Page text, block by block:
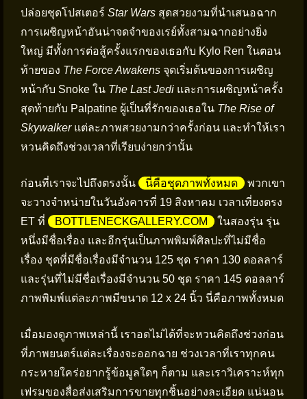
ปล่อยชุดโปสเตอร์ Star Wars สุดสวยงามที่นำเสนอฉาก
การเผชิญหน้าอันน่าจดจำของเรย์ทั้งสามฉากอย่างยิ่ง
ใหญ่ มีทั้งการต่อสู้ครั้งแรกของเธอกับ Kylo Ren ในตอน
ท้ายของ The Force Awakens จุดเริ่มต้นของการเผชิญ
หน้ากับ Snoke ใน The Last Jedi และการเผชิญหน้าครั้ง
สุดท้ายกับ Palpatine ผู้เป็นที่รักของเธอใน The Rise of
Skywalkerแต่ละภาพสวยงามกว่าครั้งก่อน และทำให้เรา
หวนคิดถึงช่วงเวลาที่เรียบง่ายกว่านั้น
ก่อนที่เราจะไปถึงตรงนั้น นี่คือชุดภาพทั้งหมด
พวกเขา
จะวางจำหน่ายในวันอังคารที่ 19 สิงหาคม เวลาเที่ยงตรง
ET ที่
BOTTLENECKGALLERY.COM
ในสองรุ่น รุ่น
หนึ่งมีชื่อเรื่อง และอีกรุ่นเป็นภาพพิมพ์ศิลปะที่ไม่มีชื่อ
เรื่อง ชุดที่มีชื่อเรื่องมีจำนวน 125 ชุด ราคา 130 ดอลลาร์
และรุ่นที่ไม่มีชื่อเรื่องมีจำนวน 50 ชุด ราคา 145 ดอลลาร์
ภาพพิมพ์แต่ละภาพมีขนาด 12 x 24 นิ้ว นี่คือภาพทั้งหมด
เมื่อมองดูภาพเหล่านี้ เราอดไม่ได้ที่จะหวนคิดถึงช่วงก่อน
ที่ภาพยนตร์แต่ละเรื่องจะออกฉาย ช่วงเวลาที่เราทุกคน
กระหายใคร่อยากรู้ข้อมูลใดๆ ก็ตาม และเราวิเคราะห์ทุก
เฟรมของสื่อส่งเสริมการขายทุกชิ้นอย่างละเอียด แน่นอน